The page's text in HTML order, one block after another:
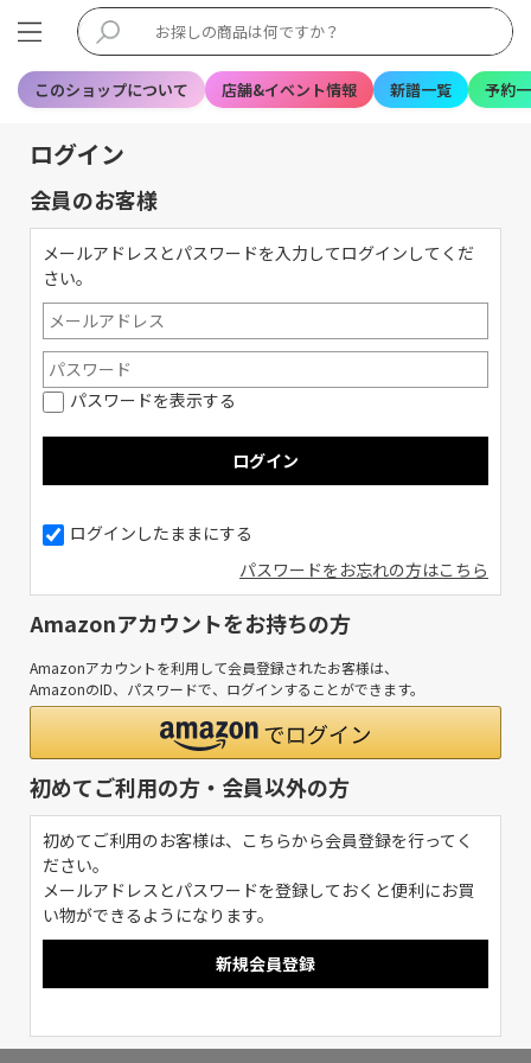
このショップについて 店舗&イベント情報 新譜一覧 予約
ログイン
会員のお客様
メールアドレスとパスワードを入力してログインしてくだ
さい。
パスワードを表示する
ログインしたままにする
パスワードをお忘れの方はこちら
Amazonアカウントをお持ちの方
Amazonアカウントを利用して会員登録されたお客様は、
AmazonのID、パスワードで、ログインすることができます。
初めてご利用の方・会員以外の方
初めてご利用のお客様は、こちらから会員登録を行ってく
ださい。
メールアドレスとパスワードを登録しておくと便利にお買
い物ができるようになります。